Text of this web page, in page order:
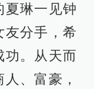
夏琳一见钟
友分手，希
功。从天而
、富豪，